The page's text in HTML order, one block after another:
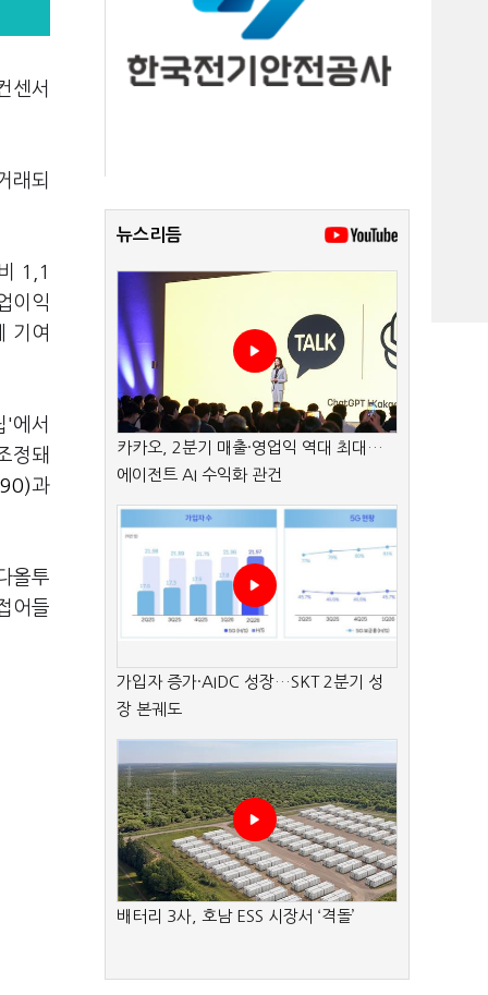
센서
래되
1,1
이익
기여
'에서
정돼
과
올투
어들
뉴스리듬
카카오, 2분기 매출·영업익 역대 최대…
에이전트 AI 수익화 관건
가입자 증가·AIDC 성장…SKT 2분기 성
장 본궤도
배터리 3사, 호남 ESS 시장서 ‘격돌’